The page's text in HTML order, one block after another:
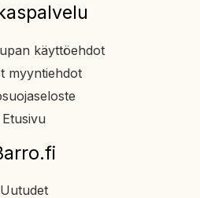
käyttöehdot
myyntiehdot
Etusivu
Uutudet